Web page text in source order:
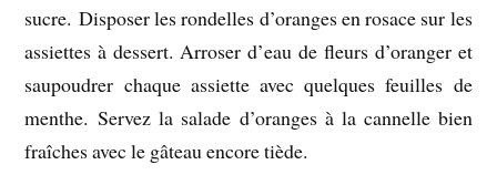
sucre. Disposer les rondelles d’oranges en rosace sur les
assiettes à dessert. Arroser d’eau de fleurs d’oranger et
saupoudrer chaque assiette avec quelques feuilles de
menthe. Servez la salade d’oranges à la cannelle bien
fraîches avec le gâteau encore tiède.